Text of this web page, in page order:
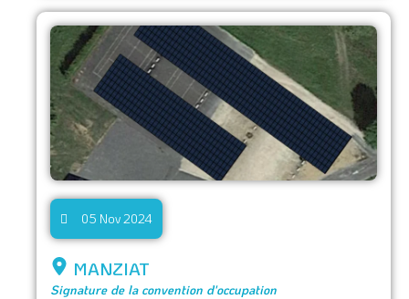
05 Nov 2024
MANZIAT
Signature de la convention d'occupation